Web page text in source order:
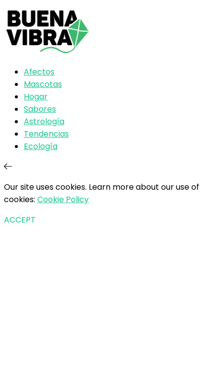
Afectos
Mascotas
Hogar
Sabores
Astrología
Tendencias
Ecología
Our site uses cookies. Learn more about our use of
cookies: Cookie Policy
ACCEPT